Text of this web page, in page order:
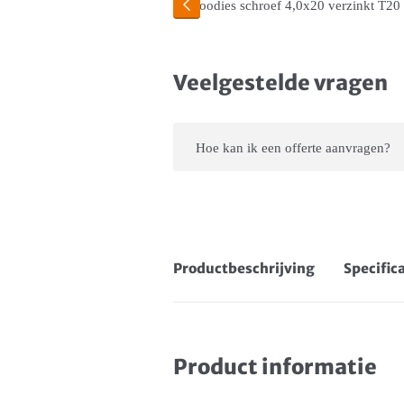
Veelgestelde vragen
Hoe kan ik een offerte aanvragen?
Productbeschrijving
Product informatie